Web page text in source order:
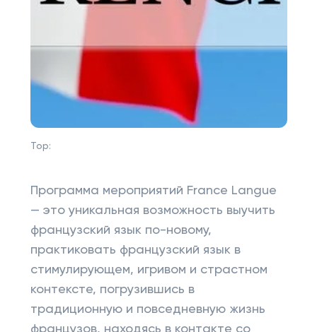
Top:
Программа мероприятий France Langue
— это уникальная возможность выучить
французский язык по-новому,
практиковать французский язык в
стимулирующем, игривом и страстном
контексте, погрузившись в
традиционную и повседневную жизнь
французов, находясь в контакте со